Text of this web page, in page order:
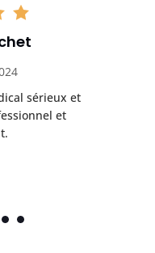
sérieux et
et